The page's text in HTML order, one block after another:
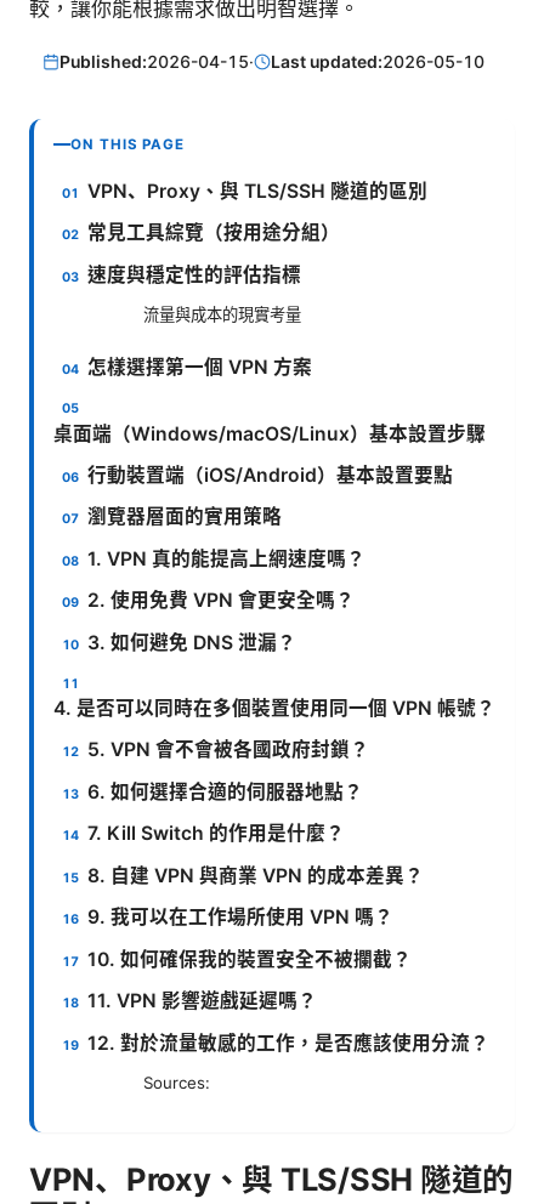
較，讓你能根據需求做出明智選擇。
Published:2026-04-15· Last updated:2026-05-10
ON THIS PAGE
VPN、Proxy、與 TLS/SSH 隧道的區別
常見工具綜覽（按用途分組）
速度與穩定性的評估指標
流量與成本的現實考量
怎樣選擇第一個 VPN 方案
桌面端（Windows/macOS/Linux）基本設置步驟
行動裝置端（iOS/Android）基本設置要點
瀏覽器層面的實用策略
1. VPN 真的能提高上網速度嗎？
2. 使用免費 VPN 會更安全嗎？
3. 如何避免 DNS 泄漏？
4. 是否可以同時在多個裝置使用同一個 VPN 帳號？
5. VPN 會不會被各國政府封鎖？
6. 如何選擇合適的伺服器地點？
7. Kill Switch 的作用是什麼？
8. 自建 VPN 與商業 VPN 的成本差異？
9. 我可以在工作場所使用 VPN 嗎？
10. 如何確保我的裝置安全不被攔截？
11. VPN 影響遊戲延遲嗎？
12. 對於流量敏感的工作，是否應該使用分流？
Sources:
VPN、Proxy、與 TLS/SSH 隧道的